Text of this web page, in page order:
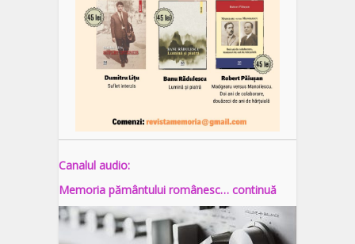
Canalul audio:
Memoria pământului românesc… continuă